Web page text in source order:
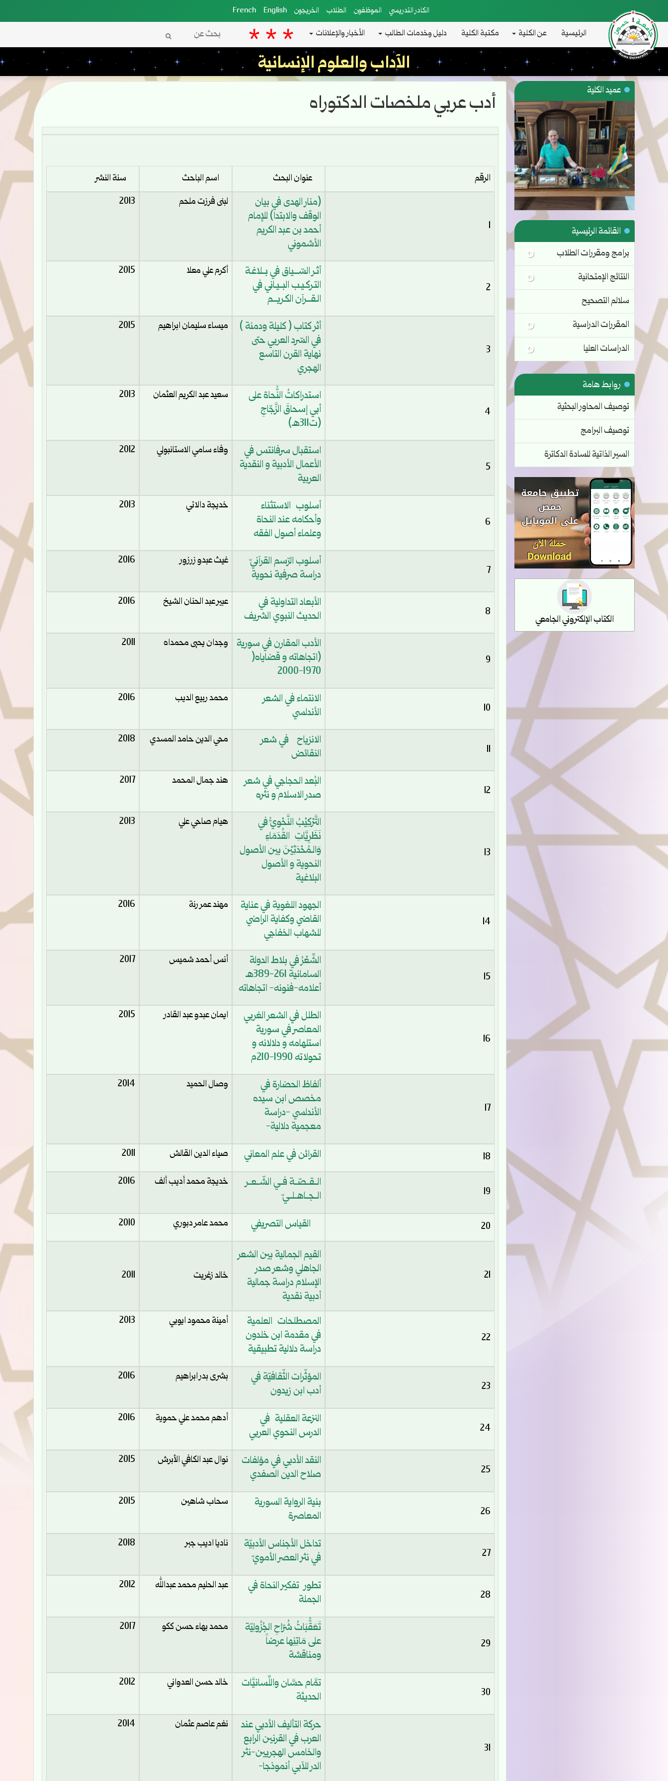
الكادر التدريسي الموظفون الطلاب الخريجون French English
الرئيسية عن الكلية مكتبة الكلية دليل وخدمات الطالب الأخبار والإعلانات بحث
عن الآداب والعلوم الإنسانية
أدب عربي ملخصات الدكتوراه
الرقم عنوان البحث اسم الباحث سنة النشر
1
(منار الهدى في بيان
الوقف والابتدا) للإمام
أحمد بن عبد الكريم
الأشموني
لبنى فرزت ملحم 2013
2
أثـر السّـــياق في بــلاغـة
التـركـيـب البــيـاني في
الـقـــرآن الكـريـــم
أكرم علي معلا 2015
3
أثر كتاب ( كليلة ودمنة )
في السّرد العربي حتى
نهاية القرن التاسع
الهجري
ميساء سليمان ابراهيم 2015
4
استدراكاتُ النُّحاة على
أبي إسحاقَ الزَّجّاجِ
(ت311هـ)
سعيد عبد الكريم العثمان 2013
5
استقبال سرفانتس في
الأعمال الأدبية و النقدية
العربية
وفاء سامي الاستانبولي 2012
6
أسلوب الاستثناء
وأحكامه عند النحاة
وعلماء أصول الفقه
خديجة دالاتي 2013
7
أسلوب الرّسم القرآنيّ
دراسة صرفية نحوية
غيث عبدو زرزور 2016
8
الأبعاد التداولية في
الحديث النبوي الشريف
عبير عبد الحنان الشيخ 2016
9
الأدب المقارن في سورية
(اتجاهاته و قضاياه(
1970-2000
وجدان يحيى محمداه 2011
10
الانتماء في الشعر
الأندلسي
محمد ربيع الديب 2016
11
الانزياح في شعر
النقائض
محي الدين حامد المسدي 2018
12
البُعد الحجاجي في شعر
صدر الاسلام و نثره
هند جمال المحمد 2017
13
التَّرْكِيْبُ النَّحْويُّ في
نَظَرِيَّاتِ القُدَمَاءِ
وَالـمُحْدَثِيْنَ بين الأصول
النحوية و الأصول
البلاغية
هيام صاحي علي 2013
14
الجهود اللغوية في عناية
القاضي وكفاية الراضي
للشهاب الخفاجي
مهند عمر رنة 2016
15
الشِّعْرُ في بلاط الدولة
السامانية 261-389هـ
أعلامه-فنونه- اتجاهاته
أنس أحمد شميس 2017
16
الطلل في الشعر الغربي
المعاصر في سورية
استلهامه و دلالانه و
تحولاته 1990-210م
ايمان عبدو عبد القادر 2015
17
ألفاظ الحضارة في
مخصص ابن سيده
الأندلسي -دراسة
معجمية دلالية-
وصال الحميد 2014
18 القرائن في علم المعاني صياء الدين القالش 2011
19
الــقــصّــة فــي الشّــعــر
الــجــاهــلــيّ
خديجة محمد أديب ألف 2016
20 القياس التصريفي محمد عامر دبوري 2010
21
القيم الجمالية بين الشعر
الجاهلي وشعر صدر
الإسلام دراسة جمالية
أدبية نقدية
خالد زغريت 2011
22
المصطلحات العلمية
في مقدمة ابن خلدون
دراسة دلالية تطبيقية
أمينة محمود ايوبي 2013
23
المؤثّرات الثّقافيّة في
أدب ابن زيدون
بشرى بدر ابراهيم 2016
24
النزعة العقلية في
الدرس النحوي العربي
أدهم محمد علي حموية 2016
25
النقد الأدبي في مؤلفات
صلاح الدين الصفدي
نوال عبد الكافي الأبرش 2015
26
بنية الرواية السورية
المعاصرة
سحاب شاهين 2015
27
تداخل الأجناس الأدبيّة
في نثر العصر الأمويّ
ناديا اديب جبر 2018
28
تطور تفكير النحاة في
الجملة
عبد الحليم محمد عبدالله 2012
29
تَعَقُّبَاتُ شُرّاحِ الجُزُولِيّة
على مَاتِنِها عرضاً
ومناقشة
محمد بهاء حسن ككو 2017
30
تمَّام حسَّان واللِّسانيَّات
الحديثة
خالد حسن العدواني 2012
31
حركة التأليف الأدبي عند
العرب في القرنين الرابع
والخامس الهجريين-نثر
الدر للآبي أنموذجا-
نغم عاصم عثمان 2014
عميد الكلية
القائمة الرئيسية
برامج ومقررات الطلاب
النتائج الإمتحانية
سلالم التصحيح
المقررات الدراسية
الدراسات العليا
روابط هامة
توصيف المحاور البحثية
توصيف البرامج
السير الذاتية للسادة الدكاترة
الكتاب الإلكتروني الجامعي